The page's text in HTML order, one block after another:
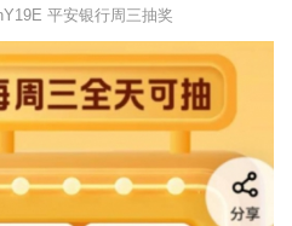
平安银行周三抽奖